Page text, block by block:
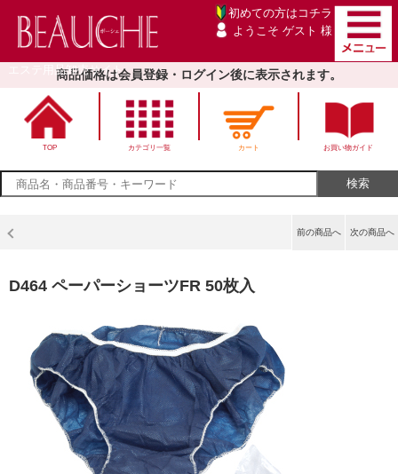
エステ用品卸売サイト
初めての方は コチラ
ようこそ ゲスト 様
商品価格は会員登録・ログイン後に表示されます。
TOP カテゴリ一覧 カート お買い物ガイド
次の商品へ
前の商品へ
D464 ペーパーショーツFR 50枚入